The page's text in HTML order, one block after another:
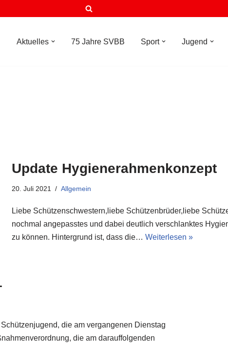
Aktuelles 75 Jahre SVBB Sport Jugend
Update Hygienerahmenkonzept
20. Juli 2021 Allgemein
Liebe Schützenschwestern,liebe Schützenbrüder,liebe
nochmal angepasstes und dabei deutlich verschlanktes
zu können. Hintergrund ist, dass die… Weiterlesen »
die am vergangenen Dienstag
die am darauffolgenden